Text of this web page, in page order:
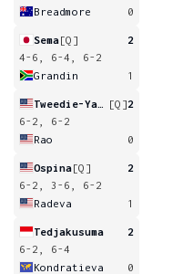
Breadmore
0
Sema[Q]
2
4-6, 6-4, 6-2
Grandin
1
[Q]2
6-2, 6-2
Rao
0
Ospina[Q]
2
6-2, 3-6, 6-2
Radeva
1
Tedjakusuma
2
6-2, 6-4
Kondratieva
0